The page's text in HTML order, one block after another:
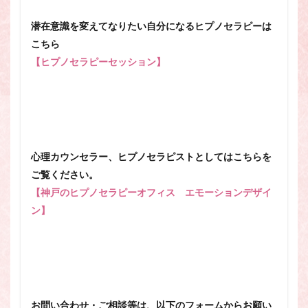
潜在意識を変えてなりたい自分になるヒプノセラピーは
こちら
【ヒプノセラピーセッション】
心理カウンセラー、ヒプノセラピストとしてはこちらを
ご覧ください。
【神戸のヒプノセラピーオフィス エモーションデザイ
ン】
お問い合わせ・ご相談等は、以下のフォームからお願い